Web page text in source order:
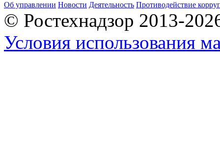
Об управлении Новости Деятельность Противодействие
© Ростехнадзор 2013-
Условия использования